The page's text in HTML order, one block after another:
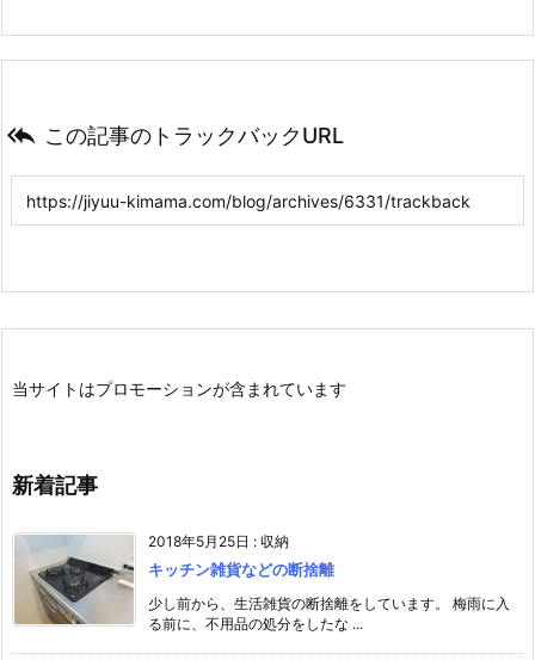
 この記事のトラックバックURL
当サイトはプロモーションが含まれています
新着記事
2018年5月25日 : 収納
キッチン雑貨などの断捨離
少し前から、生活雑貨の断捨離をしています。 梅雨に入
る前に、不用品の処分をしたな ...